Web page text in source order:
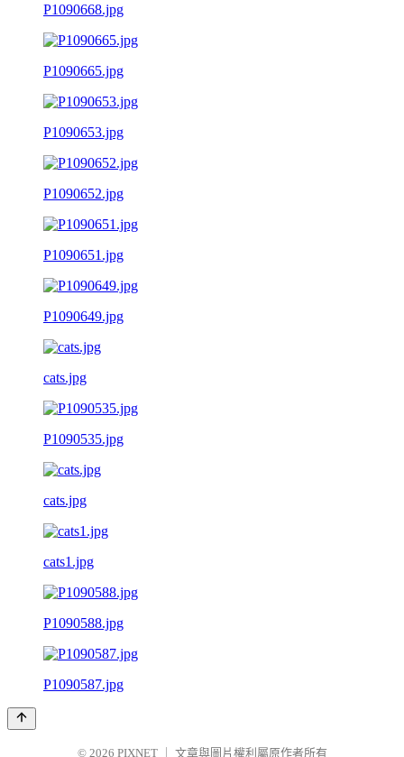
P1090668.jpg
P1090665.jpg
P1090653.jpg
P1090652.jpg
P1090651.jpg
P1090649.jpg
cats.jpg
P1090535.jpg
cats.jpg
cats1.jpg
P1090588.jpg
P1090587.jpg
© 2026 PIXNET 文章與圖片權利屬原作者所有